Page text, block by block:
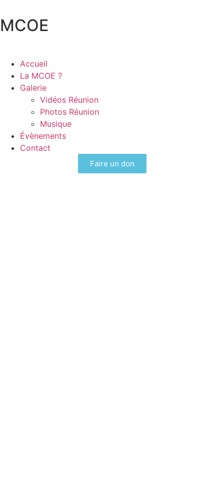
MCOE
Accueil
La MCOE ?
Galerie
Vidéos Réunion
Photos Réunion
Musique
Évènements
Contact
Faire un don